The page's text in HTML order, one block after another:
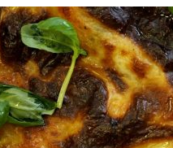
Liharuokia
Lintu
Lisukkeet
Makeat leivonnaiset